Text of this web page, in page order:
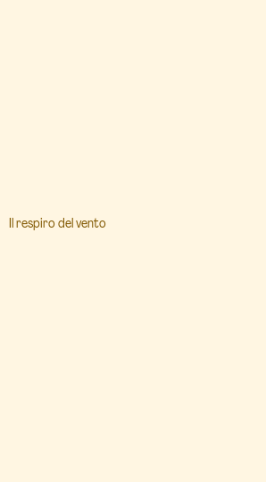
Il respiro del vento